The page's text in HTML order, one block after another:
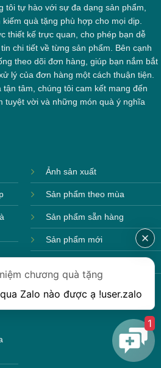
tôi tự hào với sự đa dạng sản phẩm,
quà tặng phù hợp cho mọi dịp.
thiết kế trực quan, cho phép bạn dễ
chi tiết về từng sản phẩm. Bên cạnh
theo dõi đơn hàng, giúp bạn nắm bắt
lý của đơn hàng một cách thuận tiện.
tâm, chúng tôi cam kết mang đến
tuyệt vời và những món quà ý nghĩa
Ảnh sản xuất
Sản phẩm theo mùa
Sản phẩm sẵn hàng
Sản phẩm mới
chương quà tặng
Zalo nào được ạ !user.zalo
1